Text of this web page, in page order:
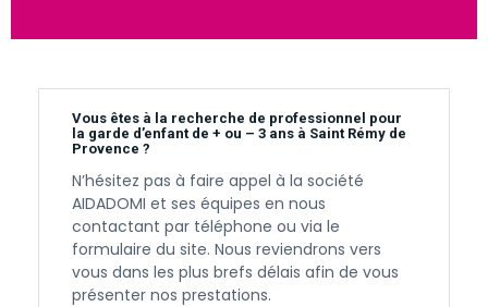
Vous êtes à la recherche de professionnel pour
la garde d’enfant de + ou – 3 ans à Saint Rémy de
Provence ?
N’hésitez pas à faire appel à la société
AIDADOMI et ses équipes en nous
contactant par téléphone ou via le
formulaire du site. Nous reviendrons vers
vous dans les plus brefs délais afin de vous
présenter nos prestations.